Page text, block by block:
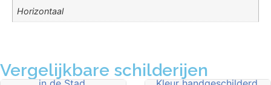
Horizontaal
Vergelijkbare schilderijen